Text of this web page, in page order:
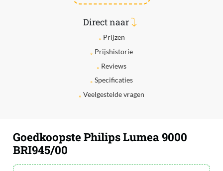
Direct naar
Prijzen
Prijshistorie
Reviews
Specificaties
Veelgestelde vragen
Goedkoopste Philips Lumea 9000
BRI945/00